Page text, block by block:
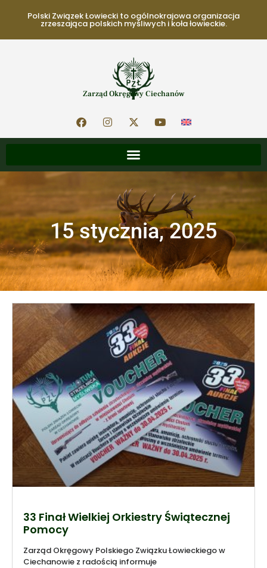
Polski Związek Łowiecki to ogólnokrajowa organizacja
zrzeszająca polskich myśliwych i koła łowieckie.
Zarząd Okręgowy Ciechanów
15 stycznia, 2025
33 Finał Wielkiej Orkiestry Świątecznej
Pomocy
Zarząd Okręgowy Polskiego Związku Łowieckiego w
Ciechanowie z radością informuje